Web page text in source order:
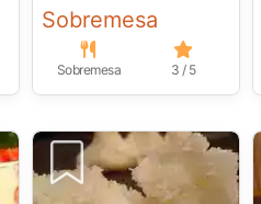
Sobremesa
Sobremesa 3 / 5